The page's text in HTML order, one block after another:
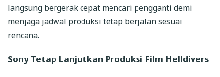
langsung bergerak cepat mencari pengganti demi
menjaga jadwal produksi tetap berjalan sesuai
rencana.
Sony Tetap Lanjutkan Produksi Film Helldivers